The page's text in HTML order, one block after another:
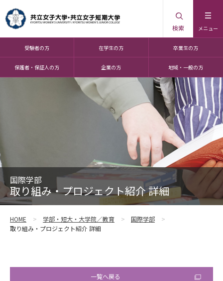
メニュー
検索
受験者の方 在学生の方 卒業生の方
保護者・保証人の方 企業の方 地域・一般の方
国際学部
取り組み・プロジェクト紹介 詳細
HOME 学部・短大・大学院／教育
国際学部
取り組み・プロジェクト紹介 詳細
一覧へ戻る